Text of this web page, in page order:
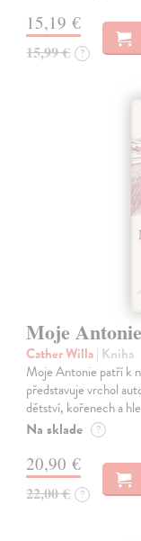
15,19 €
15,99 € ?
Moje Antonie
Cather Willa| Kniha
Moje Antonie patří k
představuje vrchol
dětství, kořenech a
Na sklade ?
20,90 €
22,00 € ?